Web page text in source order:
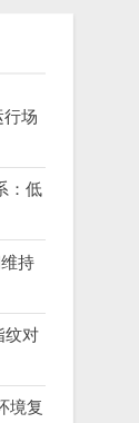
场
：低
持
纹对
境复